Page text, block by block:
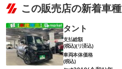
この販売店の新着車種
タント
支払総額
(税込)(リ済込)
車両本体価格
(税込)